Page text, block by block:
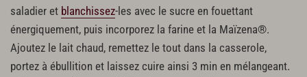
saladier et blanchissez-les avec le sucre en fouettant
énergiquement, puis incorporez la farine et la Maïzena®.
Ajoutez le lait chaud, remettez le tout dans la casserole,
portez à ébullition et laissez cuire ainsi 3 min en mélangeant.